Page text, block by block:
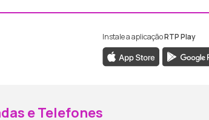
Facebook da RTP Madeira
Instagram da RTP Madeira
Instale a aplicaçãoRTP Play
e Telefones